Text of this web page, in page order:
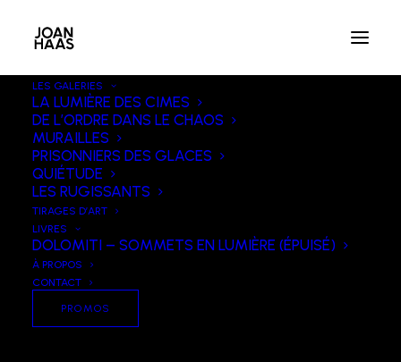
LES GALERIES
LA LUMIÈRE DES CIMES
DE L’ORDRE DANS LE CHAOS
MURAILLES
PRISONNIERS DES GLACES
QUIÉTUDE
LES RUGISSANTS
TIRAGES D’ART
LIVRES
DOLOMITI – SOMMETS EN LUMIÈRE (ÉPUISÉ)
À PROPOS
CONTACT
PROMOS
PROMO !